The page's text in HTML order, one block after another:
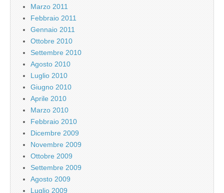
Marzo 2011
Febbraio 2011
Gennaio 2011
Ottobre 2010
Settembre 2010
Agosto 2010
Luglio 2010
Giugno 2010
Aprile 2010
Marzo 2010
Febbraio 2010
Dicembre 2009
Novembre 2009
Ottobre 2009
Settembre 2009
Agosto 2009
Luglio 2009